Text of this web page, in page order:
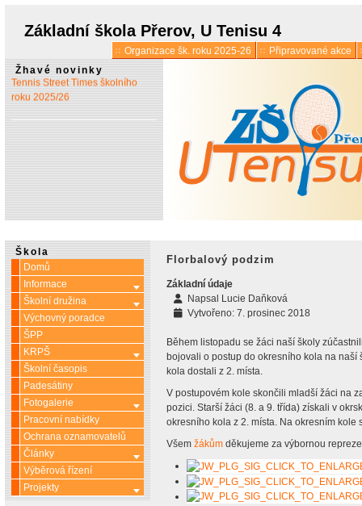
Základní škola Přerov, U Tenisu 4
Organizace šk. roku 2025-26
Připravované akce
Žhavé novinky
* 13. 5.:Vyšlo 6. číslo časopisu
Tennis Street Times školního
roku 2025/26
Škola
Domů
Informace
Více o: Informace
Školní družina Více o: Školní družina
Výchovný poradce
ŠPP
KRPŠ
Více o: KRPŠ
Školní časopis
Padesátiny
Fotogalerie
Více o: Fotogalerie
Pracovní nabídky
Ochrana oznamovatelů
Články
Více o: Články
Výběrová řízení
Projekty
Více o: Projekty
Florbalový podzim
Základní údaje
Napsal Lucie Daňková
Vytvořeno: 7. prosinec 2018
Během listopadu se žáci naší školy
bojovali o postup do okresního kola na naší
kola dostali z 2. místa.
V postupovém kole skončili mladší žáci na
pozici. Starší žáci (8. a 9. třída) získali v
okresního kola z 2. místa. Na okresním kole
Všem žákůmděkujeme za výbornou